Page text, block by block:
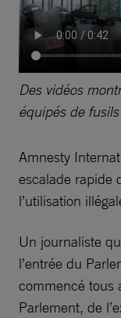
Des vidéos
équipés de
Amnesty
escalade rapide
l’utilisation
Un journaliste
l’entrée du
commencé tous
Parlement, de